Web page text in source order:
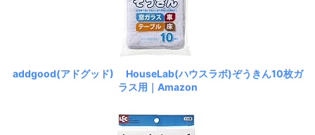
addgood(アドグッド) HouseLab(ハウスラボ)ぞうきん10枚ガ
ラス用｜Amazon